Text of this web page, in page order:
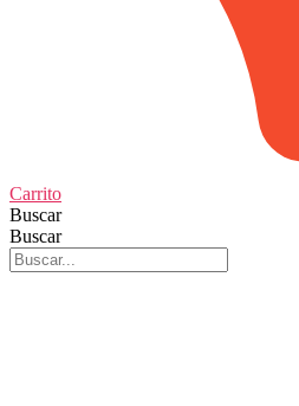
Carrito
Buscar
Buscar